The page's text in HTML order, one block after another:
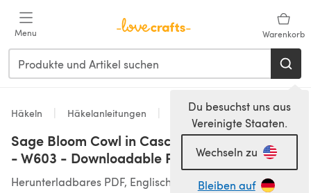
Menu Warenkorb
Du besuchst uns aus
Vereinigte Staaten.
Wechseln zu
Bleiben auf
Häkeln Häkelanleitungen Schals & Tücher
Sage Bloom Cowl in Cascade 220 Superwash
- W603 - Downloadable PDF
Herunterladbares PDF, Englisch